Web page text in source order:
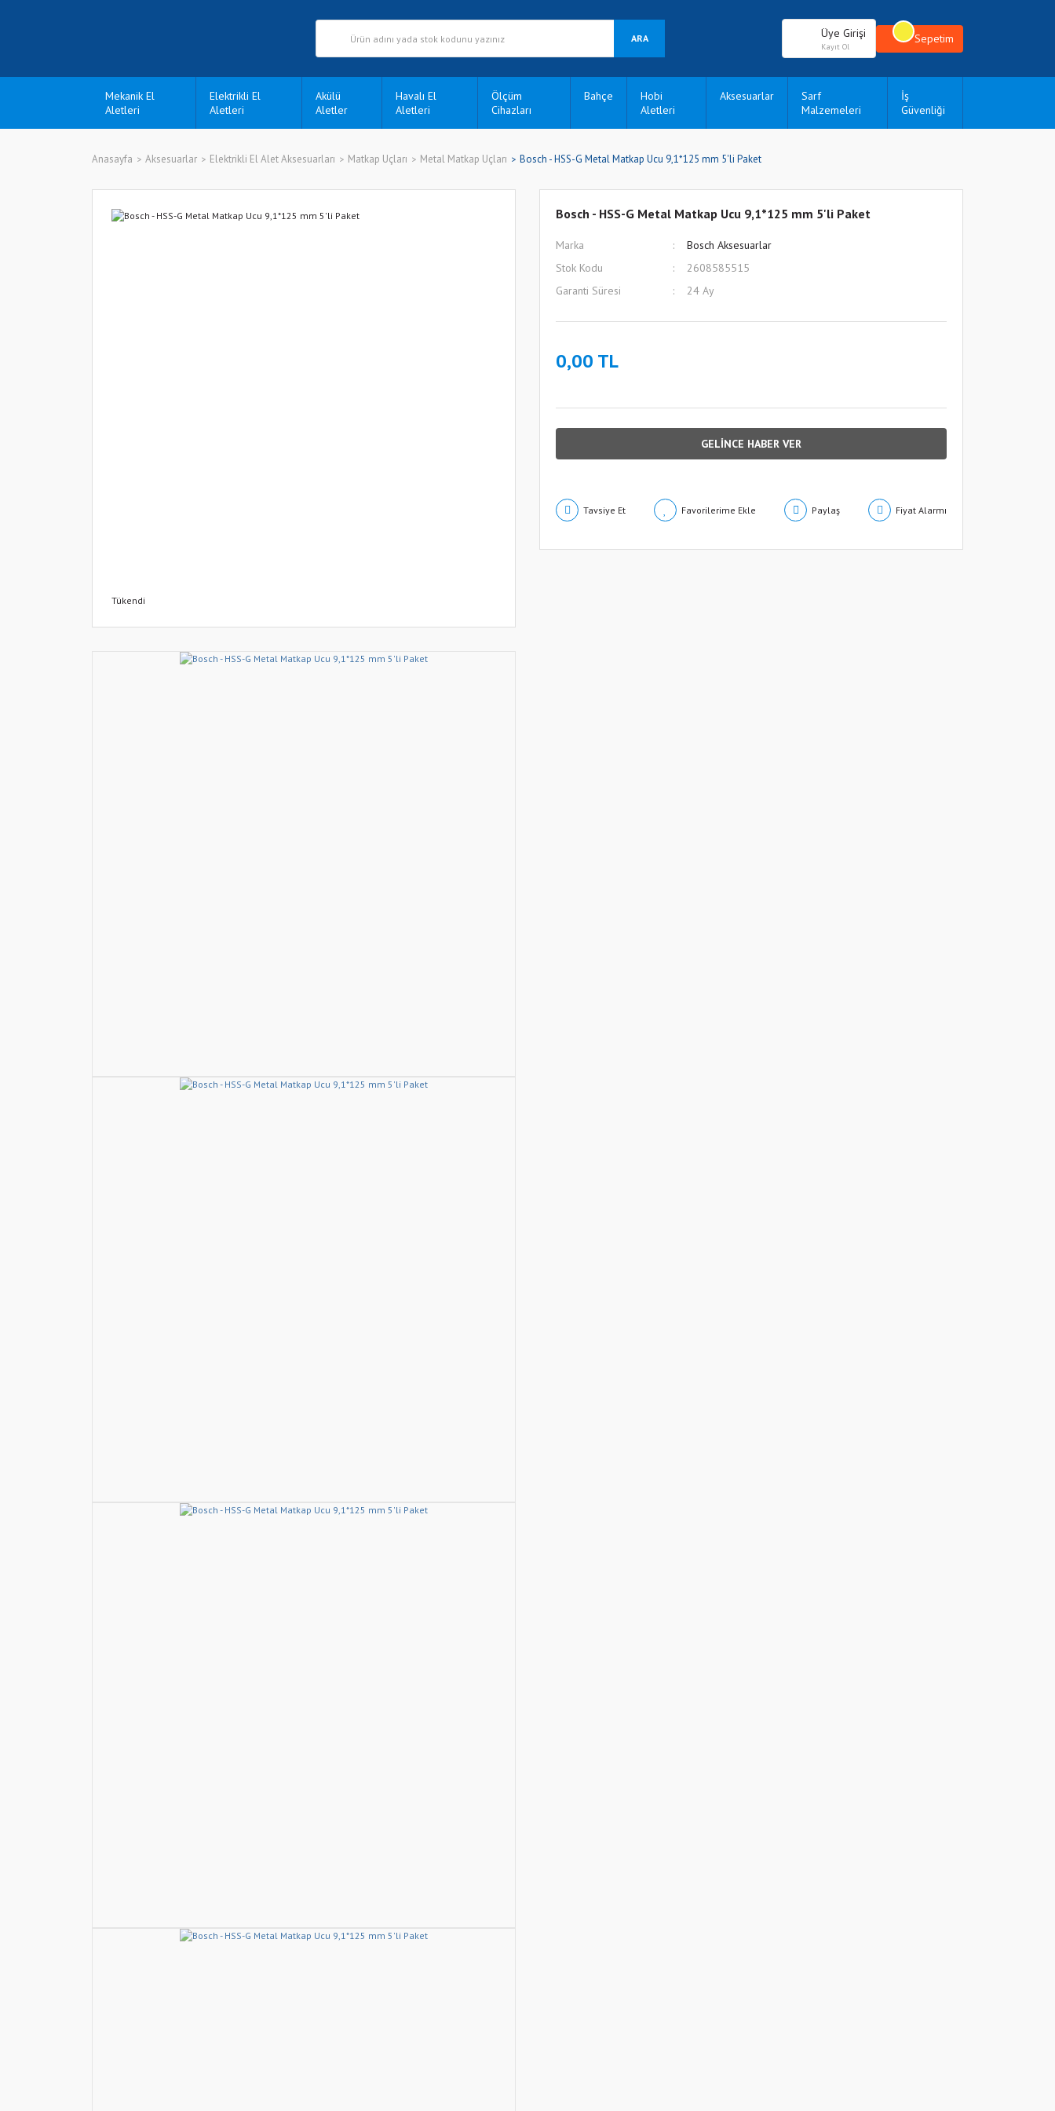
ARA Üye Girişi
Kayıt Ol
Sepetim
Mekanik El
Aletleri
Elektrikli El
Aletleri
Akülü
Aletler
Havalı El
Aletleri
Ölçüm
Cihazları
Bahçe
Hobi
Aletleri
Aksesuarlar
Sarf
Malzemeleri
İş
Güvenliği
Anasayfa Aksesuarlar Elektrikli El Alet Aksesuarları Matkap Uçları Metal Matkap Uçları Bosch - HSS-G Metal Matkap Ucu 9,1*125 mm 5'li Paket
Tükendi
Bosch - HSS-G Metal Matkap Ucu 9,1*125 mm 5'li Paket
Marka
Bosch Aksesuarlar
Stok Kodu
2608585515
Garanti Süresi
24 Ay
0,00 TL
GELİNCE HABER VER
Tavsiye Et Paylaş Fiyat Alarmı